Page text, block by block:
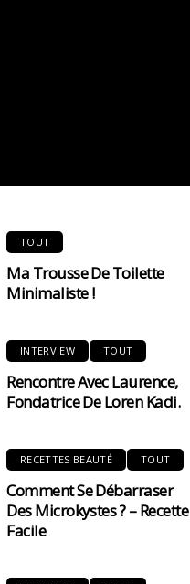
TOUT
Ma Trousse De Toilette
Minimaliste !
INTERVIEW TOUT
Rencontre Avec Laurence,
Fondatrice De Loren Kadi.
RECETTES BEAUTÉ TOUT
Comment Se Débarraser
Des Microkystes ? – Recette
Facile